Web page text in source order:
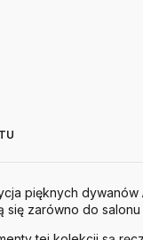
pięknych dywanów
się zarówno do